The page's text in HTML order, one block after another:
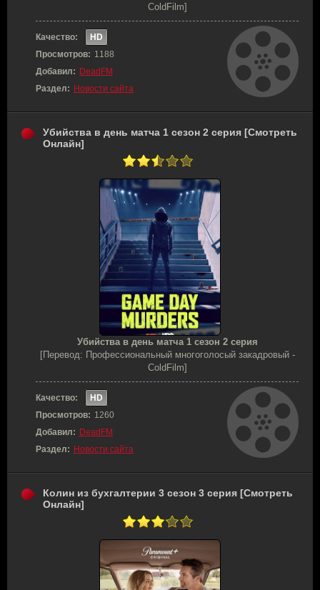
ColdFilm]
Качество:
HD
Просмотров: 1188
Добавил: DeadFM
Раздел: Новости сайта
Убийства в день матча 1 сезон 2 серия [Смотреть
Онлайн]
Убийства в день матча 1 сезон 2 серия
[Перевод: Профессиональный многоголосый закадровый -
ColdFilm]
Качество:
HD
Просмотров: 1260
Добавил: DeadFM
Раздел: Новости сайта
Колин из бухгалтерии 3 сезон 3 серия [Смотреть
Онлайн]